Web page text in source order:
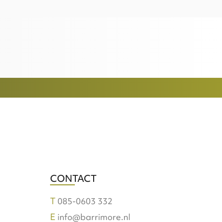
CONTACT
085-0603 332
info@barrimore.nl